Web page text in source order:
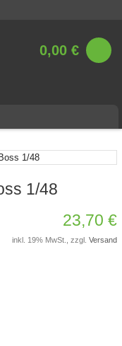
0,00 €
1/48
23,70 €
inkl. 19% MwSt., zzgl.Versand